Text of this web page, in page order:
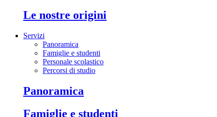
le nostre origini
Servizi
Panoramica
Famiglie e studenti
Personale scolastico
Percorsi di studio
panoramica
famiglie e studenti